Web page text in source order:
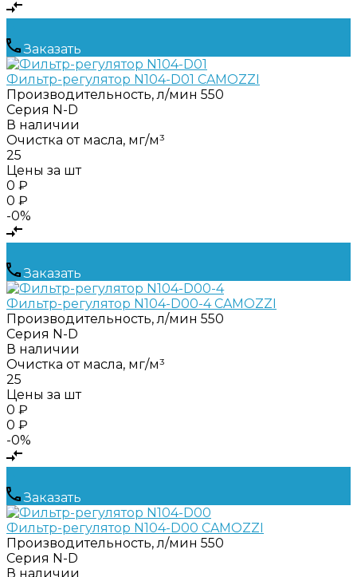
Заказать
Фильтр-регулятор N104-D01 CAMOZZI
Производительность, л/мин 550
Серия N-D
В наличии
Очистка от масла, мг/м³
25
Цены за шт
0 ₽
0 ₽
-0%
Заказать
Фильтр-регулятор N104-D00-4 CAMOZZI
Производительность, л/мин 550
Серия N-D
В наличии
Очистка от масла, мг/м³
25
Цены за шт
0 ₽
0 ₽
-0%
Заказать
Фильтр-регулятор N104-D00 CAMOZZI
Производительность, л/мин 550
Серия N-D
В наличии